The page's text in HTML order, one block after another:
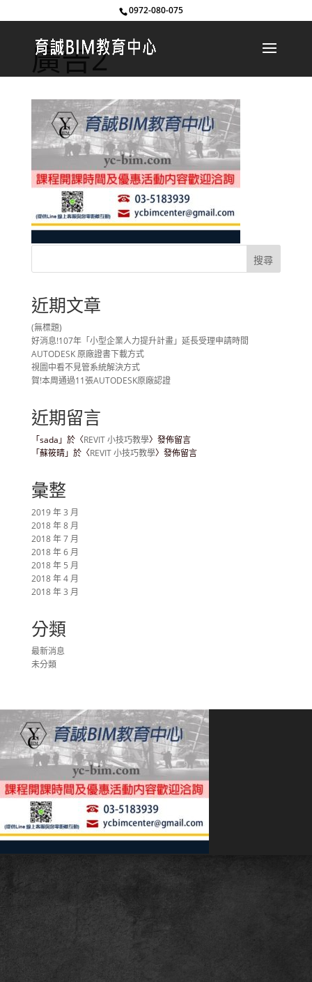
0972-080-075
廣告2
近期文章
(無標題)
好消息!107年「小型企業人力提升計畫」延長受理申請時間
AUTODESK 原廠證書下載方式
視圖中看不見管系統解決方式
賀!本周通過11張AUTODESK原廠認證
近期留言
「sada 」於〈REVIT 小技巧教學〉發佈留言
「蘇筱晴」於〈REVIT 小技巧教學〉發佈留言
彙整
2019 年 3 月
2018 年 8 月
2018 年 7 月
2018 年 6 月
2018 年 5 月
2018 年 4 月
2018 年 3 月
分類
最新消息
未分類